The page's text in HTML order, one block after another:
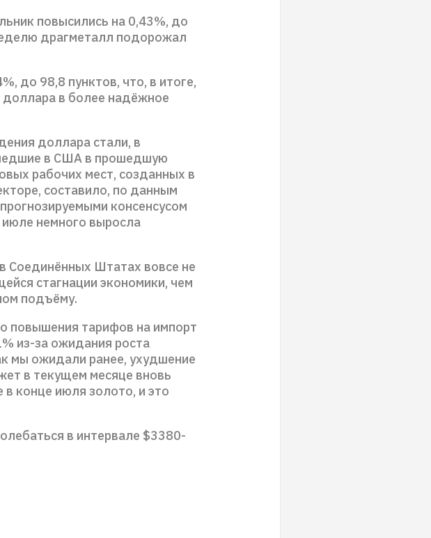
повысились на 0,43%, до
драгметалл подорожал
до 98,8 пунктов, что, в итоге,
доллара в более надёжное
доллара стали, в
в США в прошедшую
рабочих мест, созданных в
составило, по данным
консенсусом
немного выросла
Соединённых Штатах вовсе не
стагнации экономики, чем
подъёму.
повышения тарифов на импорт
из-за ожидания роста
мы ожидали ранее, ухудшение
в текущем месяце вновь
в конце июля золото, и это
в интервале $3380-